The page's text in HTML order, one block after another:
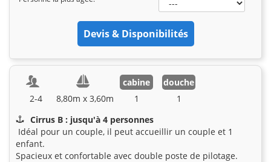
2-4 8,80m x 3,60m
cabine
1
douche
1
Cirrus B : jusqu'à 4 personnes
Idéal pour un couple, il peut accueillir un couple et 1
enfant.
Spacieux et confortable avec double poste de pilotage.